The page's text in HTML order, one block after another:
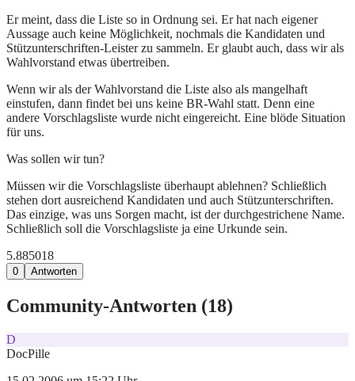
Er meint, dass die Liste so in Ordnung sei. Er hat nach eigener
Aussage auch keine Möglichkeit, nochmals die Kandidaten und
Stützunterschriften-Leister zu sammeln. Er glaubt auch, dass wir als
Wahlvorstand etwas übertreiben.
Wenn wir als der Wahlvorstand die Liste also als mangelhaft
einstufen, dann findet bei uns keine BR-Wahl statt. Denn eine
andere Vorschlagsliste wurde nicht eingereicht. Eine blöde Situation
für uns.
Was sollen wir tun?
Müssen wir die Vorschlagsliste überhaupt ablehnen? Schließlich
stehen dort ausreichend Kandidaten und auch Stützunterschriften.
Das einzige, was uns Sorgen macht, ist der durchgestrichene Name.
Schließlich soll die Vorschlagsliste ja eine Urkunde sein.
5.885018
0 Antworten
Community-Antworten (18)
D
DocPille